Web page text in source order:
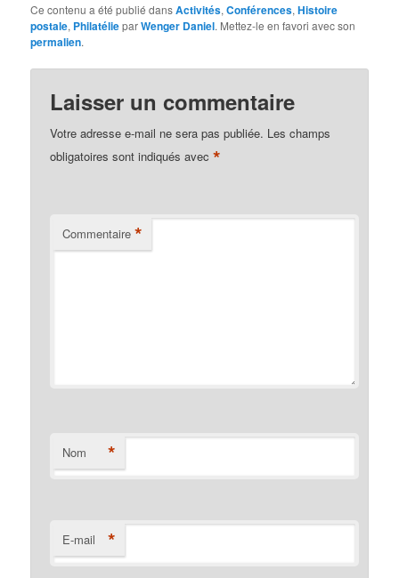
Ce contenu a été publié dansActivités,Conférences,Histoire
postale, PhilatélieparWenger Daniel. Mettez-le en favori avec son
permalien.
Laisser un commentaire
Votre adresse e-mail ne sera pas publiée. Les champs
obligatoires sont indiqués avec*
Commentaire *
Nom *
E-mail *